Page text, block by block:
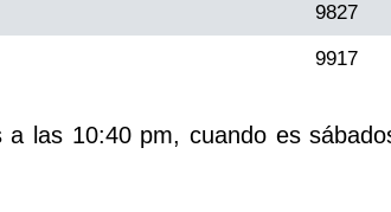
9827
9917
las 10:40 pm, cuando es